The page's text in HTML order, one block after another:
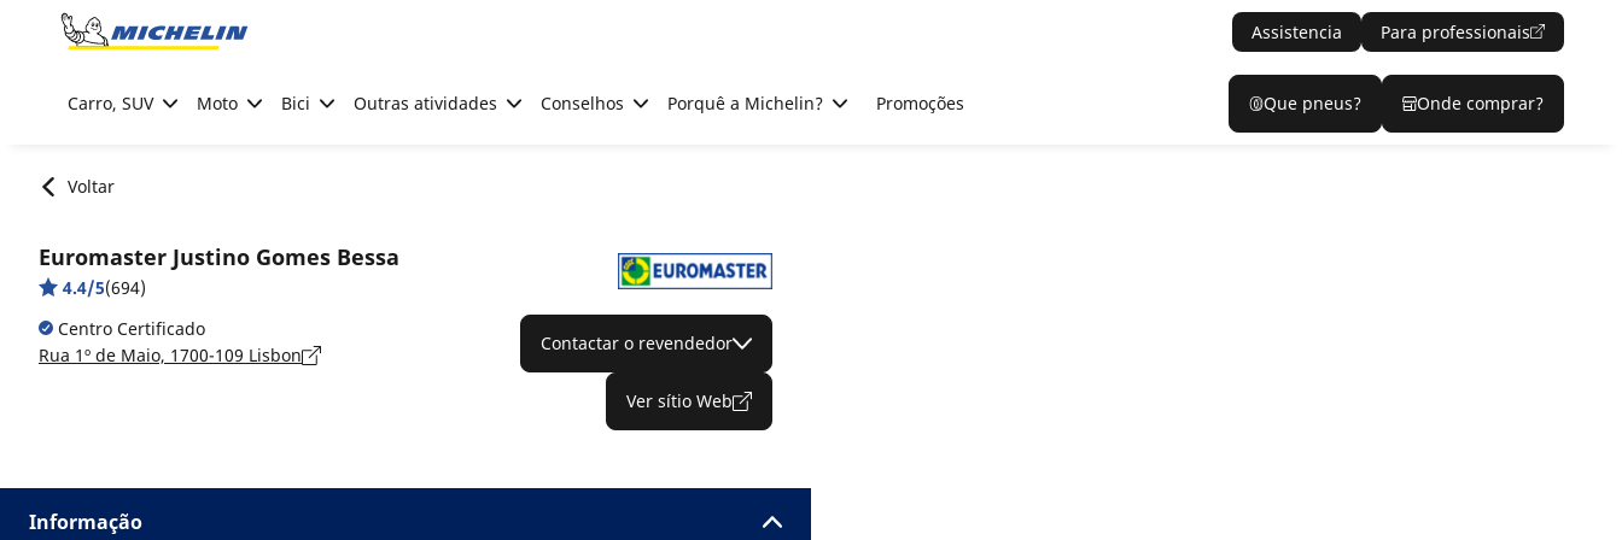
Go to page content
Assistencia Para professionais
Carro, SUV Moto Bici Outras atividades Conselhos Porquê a Michelin? Promoções Que pneus? Onde comprar?
Voltar
Euromaster Justino Gomes Bessa
4.4/5(694)
Centro Certificado
Rua 1º de Maio, 1700-109 Lisbon
Contactar o revendedor
Ver sítio Web
Informação